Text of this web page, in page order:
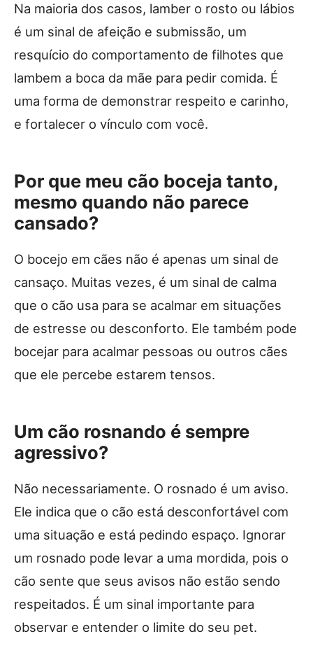
Na maioria dos casos, lamber o rosto ou lábios
é um sinal de afeição e submissão, um
resquício do comportamento de filhotes que
lambem a boca da mãe para pedir comida. É
uma forma de demonstrar respeito e carinho,
e fortalecer o vínculo com você.
Por que meu cão boceja tanto,
mesmo quando não parece
cansado?
O bocejo em cães não é apenas um sinal de
cansaço. Muitas vezes, é um sinal de calma
que o cão usa para se acalmar em situações
de estresse ou desconforto. Ele também pode
bocejar para acalmar pessoas ou outros cães
que ele percebe estarem tensos.
Um cão rosnando é sempre
agressivo?
Não necessariamente. O rosnado é um aviso.
Ele indica que o cão está desconfortável com
uma situação e está pedindo espaço. Ignorar
um rosnado pode levar a uma mordida, pois o
cão sente que seus avisos não estão sendo
respeitados. É um sinal importante para
observar e entender o limite do seu pet.